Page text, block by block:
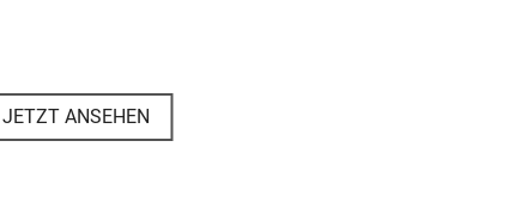
JETZT ANSEHEN